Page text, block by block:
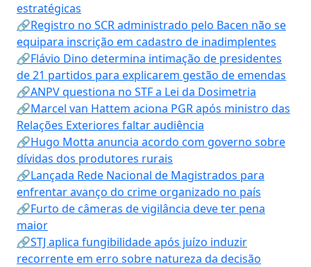
estratégicas
🔗Registro no SCR administrado pelo Bacen não se
equipara inscrição em cadastro de inadimplentes
🔗Flávio Dino determina intimação de presidentes
de 21 partidos para explicarem gestão de emendas
🔗ANPV questiona no STF a Lei da Dosimetria
🔗Marcel van Hattem aciona PGR após ministro das
Relações Exteriores faltar audiência
🔗Hugo Motta anuncia acordo com governo sobre
dívidas dos produtores rurais
🔗Lançada Rede Nacional de Magistrados para
enfrentar avanço do crime organizado no país
🔗Furto de câmeras de vigilância deve ter pena
maior
🔗STJ aplica fungibilidade após juízo induzir
recorrente em erro sobre natureza da decisão